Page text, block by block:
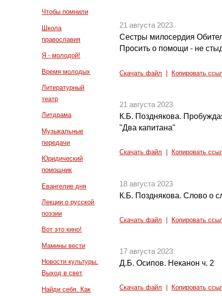
Чтобы помнили
Школа
православия
Я - молодой!
Время молодых
Литературный
театр
Литдрама
Музыкальные
передачи
Юридический
помощник
Евангелие дня
Лекции о русской
поэзии
Вот это кино!
Мамины вести
Новости культуры.
Выход в свет
Найди себя. Как
21 августа 2023
Сестры милосердия
Просить о помощи - не
Скачать файл Копировать
21 августа 2023
К.Б. Позднякова.
"Два капитана"
Скачать файл Копировать
18 августа 2023
К.Б. Позднякова. Слово о
Скачать файл Копировать
17 августа 2023
Д.Б. Осипов. Неканон ч. 2
Скачать файл Копировать